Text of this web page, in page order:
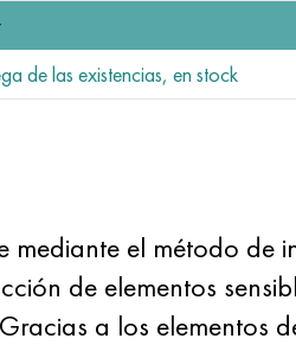
de las existencias, en stock
mediante el método de
de elementos
a los elementos